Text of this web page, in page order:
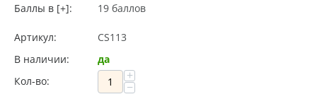
Баллы в [+]:
19 баллов
Артикул:
CS113
В наличии:
да
Кол-во:
+
−